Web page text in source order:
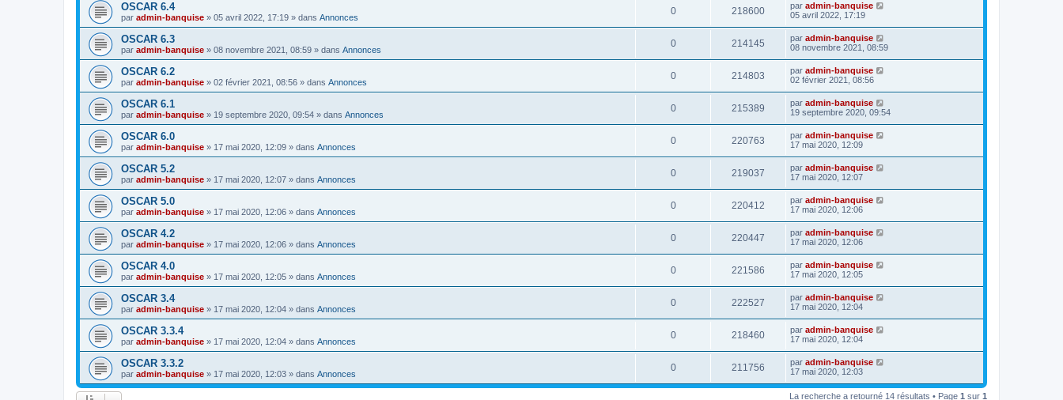
OSCAR 6.4
par admin-banquise » 05 avril 2022, 17:19 » dans Annonces
0 218600 par admin-banquise
05 avril 2022, 17:19
OSCAR 6.3
par admin-banquise » 08 novembre 2021, 08:59 » dans Annonces
0 214145 par admin-banquise
08 novembre 2021, 08:59
OSCAR 6.2
par admin-banquise » 02 février 2021, 08:56 » dans Annonces
0 214803 par admin-banquise
02 février 2021, 08:56
OSCAR 6.1
par admin-banquise » 19 septembre 2020, 09:54 » dans Annonces
0 215389 par admin-banquise
19 septembre 2020, 09:54
OSCAR 6.0
par admin-banquise » 17 mai 2020, 12:09 » dans Annonces
0 220763 par admin-banquise
17 mai 2020, 12:09
OSCAR 5.2
par admin-banquise » 17 mai 2020, 12:07 » dans Annonces
0 219037 par admin-banquise
17 mai 2020, 12:07
OSCAR 5.0
par admin-banquise » 17 mai 2020, 12:06 » dans Annonces
0 220412 par admin-banquise
17 mai 2020, 12:06
OSCAR 4.2
par admin-banquise » 17 mai 2020, 12:06 » dans Annonces
0 220447 par admin-banquise
17 mai 2020, 12:06
OSCAR 4.0
par admin-banquise » 17 mai 2020, 12:05 » dans Annonces
0 221586 par admin-banquise
17 mai 2020, 12:05
OSCAR 3.4
par admin-banquise » 17 mai 2020, 12:04 » dans Annonces
0 222527 par admin-banquise
17 mai 2020, 12:04
OSCAR 3.3.4
par admin-banquise » 17 mai 2020, 12:04 » dans Annonces
0 218460 par admin-banquise
17 mai 2020, 12:04
OSCAR 3.3.2
par admin-banquise » 17 mai 2020, 12:03 » dans Annonces
0 211756 par admin-banquise
17 mai 2020, 12:03
La recherche a retourné 14 résultats • Page 1 sur 1